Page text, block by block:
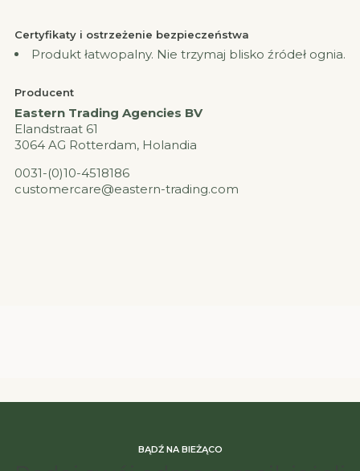
Certyfikaty i ostrzeżenie bezpieczeństwa
Produkt łatwopalny. Nie trzymaj blisko źródeł ognia.
Producent
Eastern Trading Agencies BV
Elandstraat 61
3064 AG Rotterdam, Holandia
0031-(0)10-4518186
customercare@eastern-trading.com
BĄDŹ NA BIEŻĄCO